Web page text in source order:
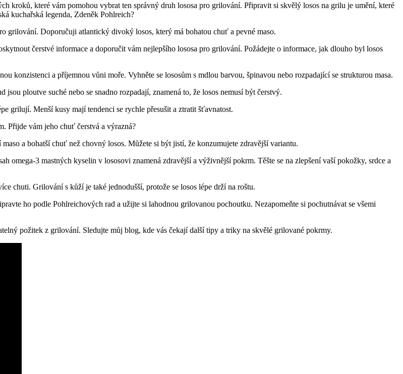
kroků, které ​vám pomohou vybrat ten správný druh lososa pro grilování. Připravit si skvělý losos‌ na grilu je umění, které
kuchařská legenda, Zdeněk Pohlreich?
grilování. Doporučuji atlantický divoký⁢ losos, který má bohatou chuť a pevné maso.
čerstvé informace a doporučit vám nejlepšího lososa pro grilování. Požádejte o informace, jak dlouho byl losos
konzistenci a příjemnou vůni ‌moře. Vyhněte ‍se‍ lososům s mdlou barvou, ⁤špinavou nebo ⁤rozpadající se strukturou masa.
ploutve⁣ suché nebo se snadno rozpadají, znamená to, že losos ⁣nemusí být čerstvý.
grilují.‍ Menší kusy mají tendenci se rychle přesušit a​ ztratit šťavnatost.
Přijde vám jeho chuť čerstvá a výrazná?
a bohatší chuť ⁤než chovný losos. Můžete si být jistí, že konzumujete zdravější variantu.
omega-3 mastných kyselin ⁢v lososovi znamená zdravější a výživnější pokrm. ⁢Těšte se na‍ zlepšení vaší pokožky, srdce a
chuti. Grilování s kůží je také jednodušší, protože se losos lépe drží na roštu.
ho podle Pohlreichových rad a užijte si lahodnou grilovanou pochoutku. Nezapomeňte si pochutnávat ‍se všemi
požitek z grilování. Sledujte můj‍ blog, kde vás čekají další‍ tipy a triky na skvělé grilované pokrmy.